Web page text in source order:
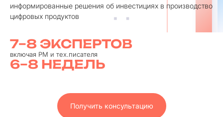
информированные решения об инвестициях в производство
цифровых продуктов
7⁠–⁠8 ЭКСПЕРТОВ
включая PM и тех.писателя
6⁠–⁠8 НЕДЕЛЬ
Получить консультацию